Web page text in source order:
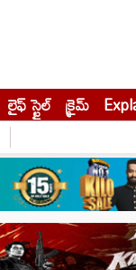
లైఫ్ స్టైల్ క్రైమ్